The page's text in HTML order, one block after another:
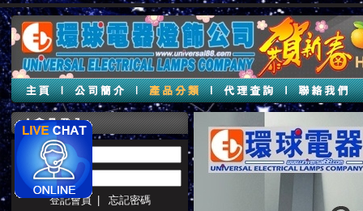
帳號 :
密碼 :
登記會員
忘記密碼